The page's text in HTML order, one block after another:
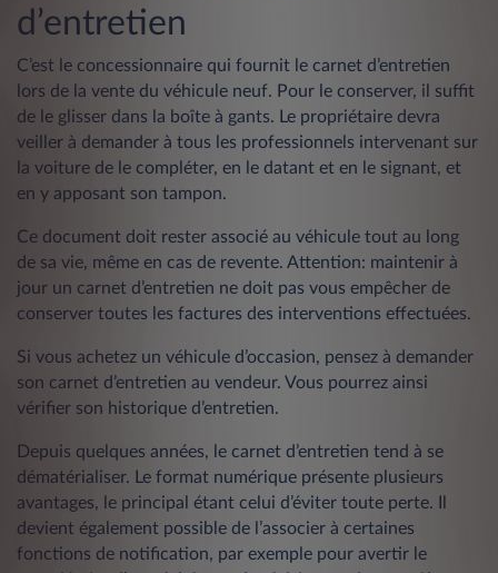
d’entretien
C’est le concessionnaire qui fournit le carnet d’entretien
lors de la vente du véhicule neuf. Pour le conserver, il suffit
de le glisser dans la boîte à gants. Le propriétaire devra
veiller à demander à tous les professionnels intervenant sur
la voiture de le compléter, en le datant et en le signant, et
en y apposant son tampon.
Ce document doit rester associé au véhicule tout au long
de sa vie, même en cas de revente. Attention: maintenir à
jour un carnet d’entretien ne doit pas vous empêcher de
conserver toutes les factures des interventions effectuées.
Si vous achetez un véhicule d’occasion, pensez à demander
son carnet d’entretien au vendeur. Vous pourrez ainsi
vérifier son historique d’entretien.
Depuis quelques années, le carnet d’entretien tend à se
dématérialiser. Le format numérique présente plusieurs
avantages, le principal étant celui d’éviter toute perte. Il
devient également possible de l’associer à certaines
fonctions de notification, par exemple pour avertir le